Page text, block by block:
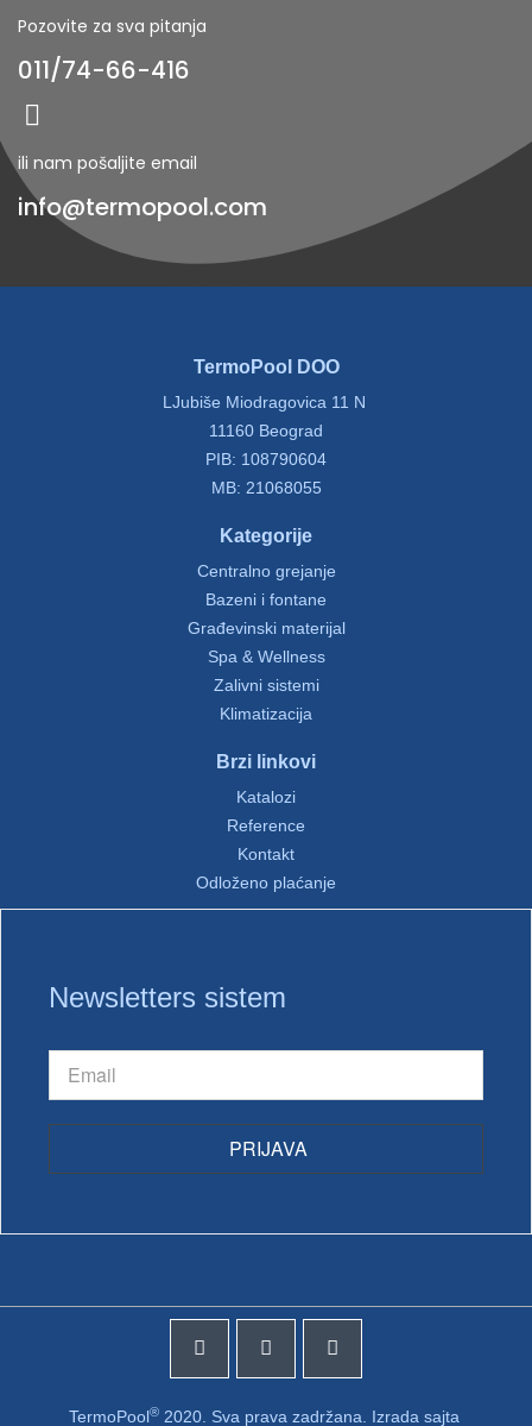
Pozovite za sva pitanja
011/74-66-416
ili nam pošaljite email
info@termopool.com
TermoPool DOO
LJubiše Miodragovica 11 N
11160 Beograd
PIB: 108790604
MB: 21068055
Kategorije
Centralno grejanje
Bazeni i fontane
Građevinski materijal
Spa & Wellness
Zalivni sistemi
Klimatizacija
Brzi linkovi
Katalozi
Reference
Kontakt
Odloženo plaćanje
Newsletters sistem
PRIJAVA
TermoPool®2020. Sva prava zadržana. Izrada sajta